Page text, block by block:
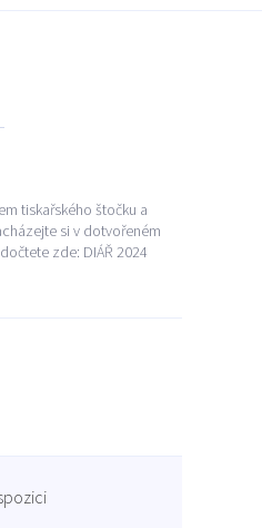
tiskařského štočku a
si v dotvořeném
zde: DIÁŘ 2024